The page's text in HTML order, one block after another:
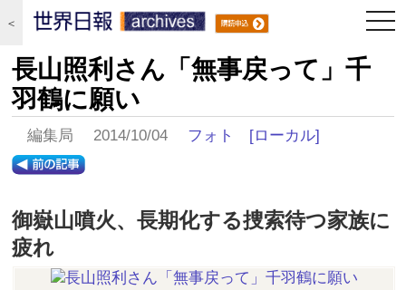
＜
長山照利さん「無事戻って」千
羽鶴に願い
編集局 2014/10/04 フォト [ローカル]
御嶽山噴火、長期化する捜索待つ家族に
疲れ